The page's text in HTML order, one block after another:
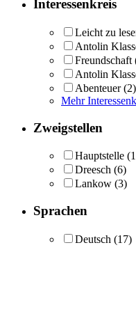
Interessenkreis
Leicht zu
Antolin
Freundschaft
Antolin
Abenteuer (2)
Mehr
Zweigstellen
Hauptstelle
Dreesch (6)
Lankow (3)
Sprachen
Deutsch (17)